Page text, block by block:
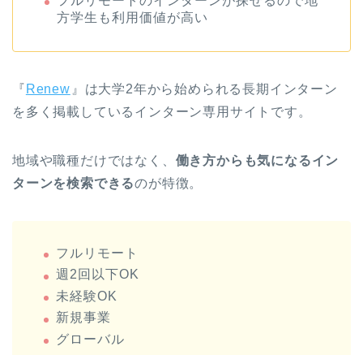
方学生も利用価値が高い
『 Renew 』は大学2年から始められる長期インターン
を多く掲載しているインターン専用サイトです。
地域や職種だけではなく、 働き方からも気になるイン
ターンを検索できるのが特徴。
フルリモート
週2回以下OK
未経験OK
新規事業
グローバル